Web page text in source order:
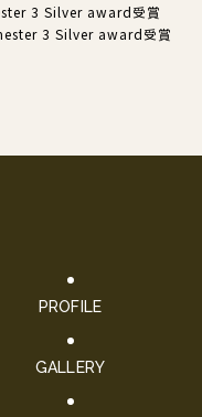
3 Silver award受賞
3 Silver award受賞
PROFILE
GALLERY